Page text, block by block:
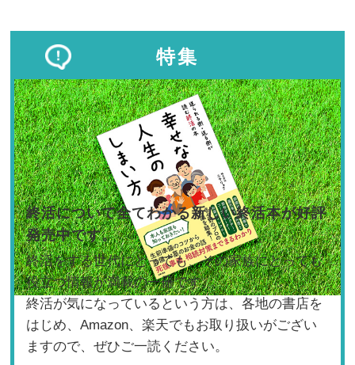
特集
終活について全てわかる新しい終活本が好評
発売中です。
終活をする世代にとっても、その家族にとっても
役立つ情報が満載の一冊です。
終活が気になっているという方は、各地の書店を
はじめ、Amazon、楽天でもお取り扱いがござい
ますので、ぜひご一読ください。